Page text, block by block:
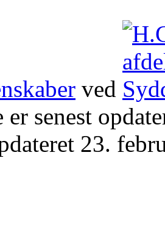
ved
er senest
23.